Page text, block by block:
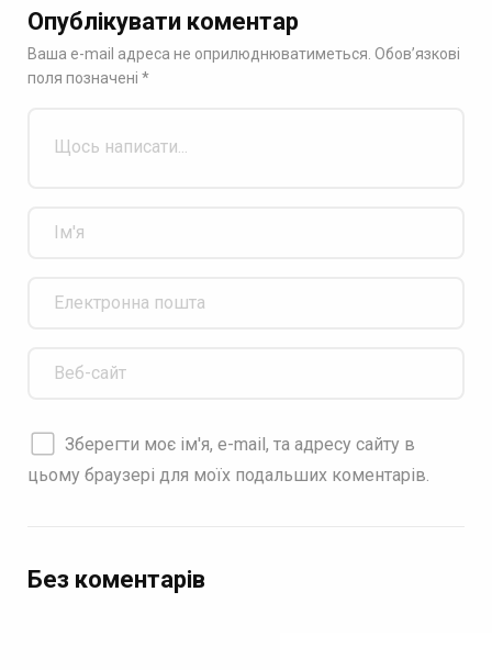
Опублікувати коментар
Ваша e-mail адреса не оприлюднюватиметься. Обов’язкові
поля позначені *
Зберегти моє ім'я, e-mail, та адресу сайту в
цьому браузері для моїх подальших коментарів.
Без коментарів